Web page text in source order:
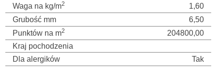
Waga na kg/m2
1,60
Grubość mm
6,50
Punktów na m2
204800,00
Kraj pochodzenia
Dla alergików
Tak